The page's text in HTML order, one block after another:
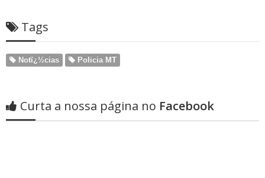
Tags
Notï¿½cias Policia MT
Curta a nossa página no Facebook